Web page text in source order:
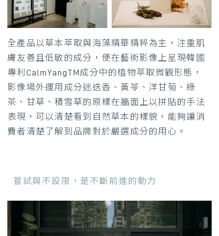
全產品以草本萃取與海藻精華精粹為主，注重肌
膚友善且低敏的成分，便在藝術影像上呈現韓國
專利CalmYangTM成分中的植物萃取微觀形態，
影像場外運用成分迷迭香、黃苓、洋甘菊、綠
茶、甘草、積雪草的原樣在牆面上以拼貼的手法
表現，可以清楚看到自然草本的樣貌，能夠讓消
費者清楚了解到品牌對於嚴選成分的用心。
嘗試與不設限，是不斷前進的動力